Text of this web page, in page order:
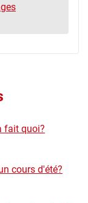
fait quoi?
cours d'été?